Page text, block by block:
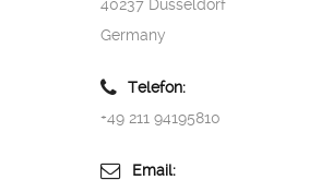
40237 Düsseldorf
Germany
Telefon:
+49 211 94195810
Email: